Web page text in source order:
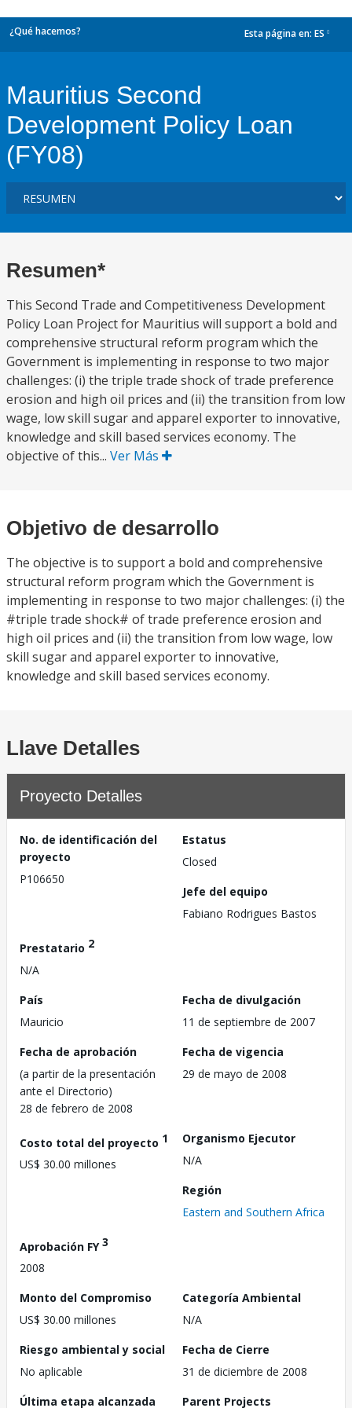
¿Qué hacemos? Esta página en: ES
Mauritius Second
Development Policy Loan
(FY08)
Resumen*
This Second Trade and Competitiveness Development
Policy Loan Project for Mauritius will support a bold and
comprehensive structural reform program which the
Government is implementing in response to two major
challenges: (i) the triple trade shock of trade preference
erosion and high oil prices and (ii) the transition from low
wage, low skill sugar and apparel exporter to innovative,
knowledge and skill based services economy. The
objective of this... Ver Más
Objetivo de desarrollo
The objective is to support a bold and comprehensive
structural reform program which the Government is
implementing in response to two major challenges: (i) the
#triple trade shock# of trade preference erosion and
high oil prices and (ii) the transition from low wage, low
skill sugar and apparel exporter to innovative,
knowledge and skill based services economy.
Llave Detalles
Proyecto Detalles
No. de identificación del
proyecto
P106650
Estatus
Closed
Jefe del equipo
Fabiano Rodrigues Bastos
Prestatario 2
N/A
País
Mauricio
Fecha de divulgación
11 de septiembre de 2007
Fecha de aprobación
(a partir de la presentación
ante el Directorio)
28 de febrero de 2008
Fecha de vigencia
29 de mayo de 2008
Costo total del proyecto 1
US$ 30.00 millones
Organismo Ejecutor
N/A
Región
Eastern and Southern Africa
Aprobación FY3
2008
Monto del Compromiso
US$ 30.00 millones
Categoría Ambiental
N/A
Riesgo ambiental y social
No aplicable
Fecha de Cierre
31 de diciembre de 2008
Última etapa alcanzada
Parent Projects